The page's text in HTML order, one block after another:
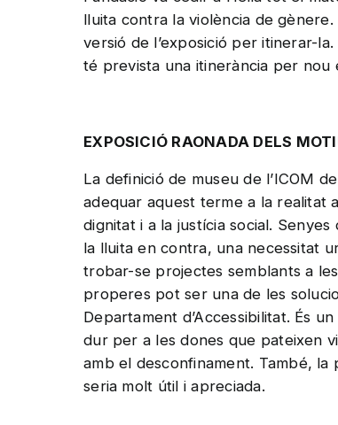
lluita contra la violència de gènere.
versió de l’exposició per itinerar-
té prevista una itinerància per nou
EXPOSICIÓ RAONADA DELS
La definició de museu de l’ICOM
adequar aquest terme a la realitat
dignitat i a la justícia social.
la lluita en contra, una necessitat
trobar-se projectes semblants a
properes pot ser una de les
Departament d’Accessibilitat. És
dur per a les dones que pateixen
amb el desconfinament. També, la
seria molt útil i apreciada.